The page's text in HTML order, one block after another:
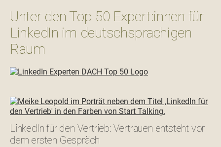
Unter den Top 50 Expert:innen für
LinkedIn im deutschsprachigen
Raum
LinkedIn für den Vertrieb: Vertrauen entsteht vor
dem ersten Gespräch